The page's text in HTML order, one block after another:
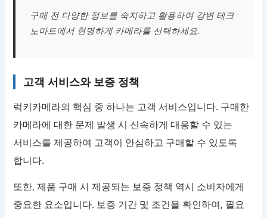
구매 전 다양한 정보를 숙지하고 활용하여 강변 테크
노마트에서 현명하게 카메라를 선택하세요.
고객 서비스와 보증 정책
럭키카메라의 핵심 중 하나는 고객 서비스입니다. 구매한
카메라에 대한 문제 발생 시 신속하게 대응할 수 있는
서비스를 제공하여 고객이 안심하고 구매할 수 있도록
합니다.
또한, 제품 구매 시 제공되는 보증 정책 역시 소비자에게
중요한 요소입니다. 보증 기간 및 조건을 확인하여, 필요